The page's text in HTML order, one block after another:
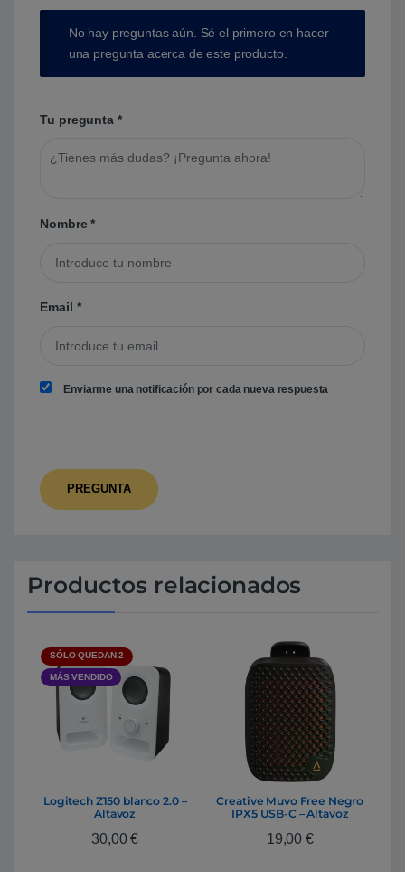
No hay preguntas aún. Sé el primero en hacer
una pregunta acerca de este producto.
Tu pregunta *
Nombre*
Email *
Enviarme una notificación por cada nueva respuesta
Productos relacionados
SÓLO QUEDAN 2
MÁS VENDIDO
Logitech Z150 blanco 2.0 –
Altavoz
30,00€
Creative Muvo Free Negro
IPX5 USB-C – Altavoz
19,00 €